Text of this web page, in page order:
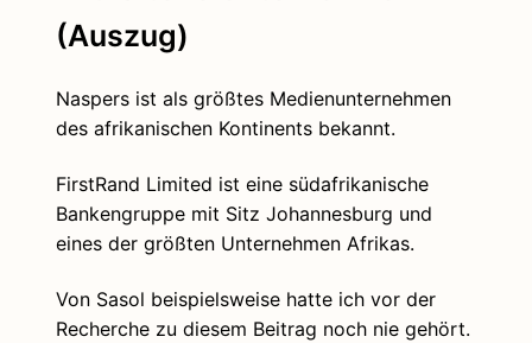
(Auszug)
Naspers ist als größtes Medienunternehmen
des afrikanischen Kontinents bekannt.
FirstRand Limited ist eine südafrikanische
Bankengruppe mit Sitz Johannesburg und
eines der größten Unternehmen Afrikas.
Von Sasol beispielsweise hatte ich vor der
Recherche zu diesem Beitrag noch nie gehört.